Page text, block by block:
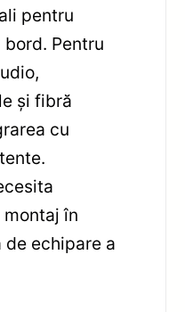
pentru
Pentru
și fibră
cu
în
echipare a